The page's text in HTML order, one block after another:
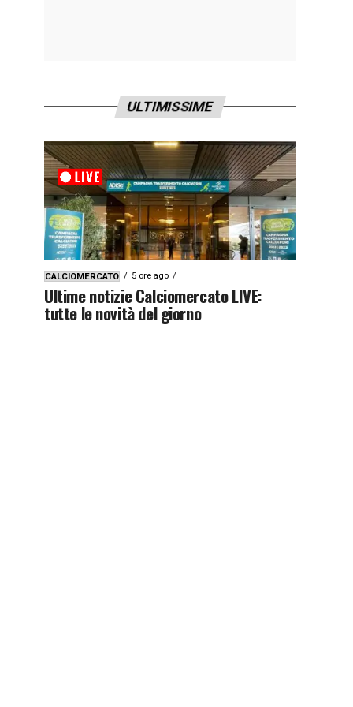
ULTIMISSIME
CALCIOMERCATO 5 ore ago
Ultime notizie Calciomercato LIVE:
tutte le novità del giorno